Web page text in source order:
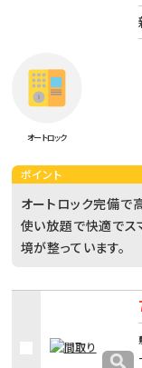
オートロック
ポイント
オートロック完備で
使い放題で快適でス
境が整っています。